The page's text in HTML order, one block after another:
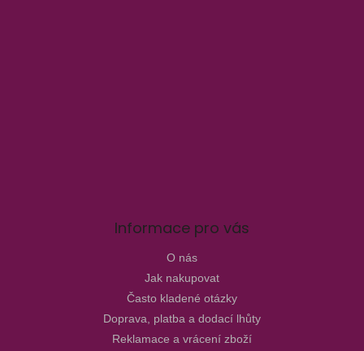
Informace pro vás
O nás
Jak nakupovat
Často kladené otázky
Doprava, platba a dodací lhůty
Reklamace a vrácení zboží